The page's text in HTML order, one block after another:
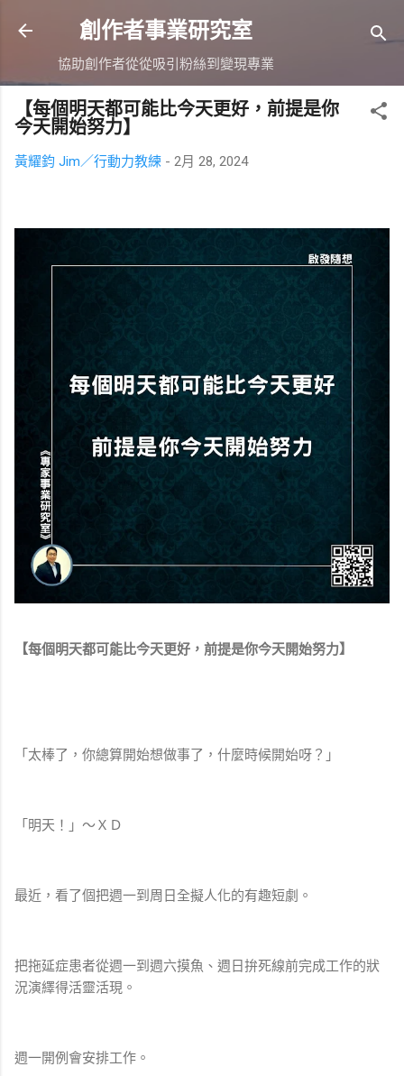
跳到主要內容
創作者事業研究室
協助創作者從從吸引粉絲到變現專業
【每個明天都可能比今天更好，前提是你
今天開始努力】
黃耀鈞 Jim／行動力教練 - 2月 28, 2024
【每個明天都可能比今天更好，前提是你今天開始努力】
「太棒了，你總算開始想做事了，什麼時候開始呀？」
「明天！」～ＸＤ
最近，看了個把週一到周日全擬人化的有趣短劇。
把拖延症患者從週一到週六摸魚、週日拚死線前完成工作的狀
況演繹得活靈活現。
週一開例會安排工作。